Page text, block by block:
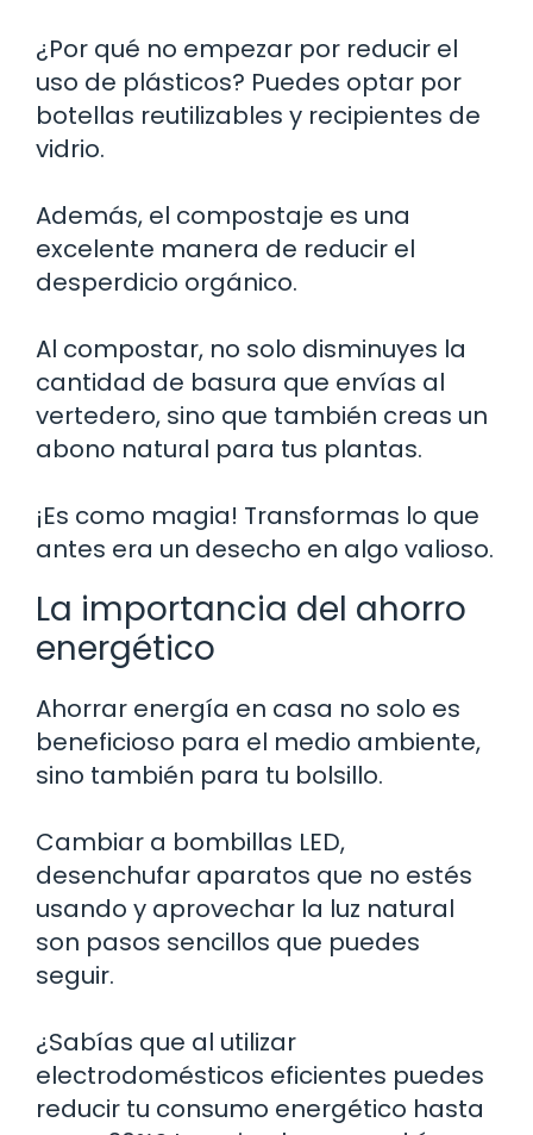
¿Por qué no empezar por reducir el
uso de plásticos? Puedes optar por
botellas reutilizables y recipientes de
vidrio.
Además, el compostaje es una
excelente manera de reducir el
desperdicio orgánico.
Al compostar, no solo disminuyes la
cantidad de basura que envías al
vertedero, sino que también creas un
abono natural para tus plantas.
¡Es como magia! Transformas lo que
antes era un desecho en algo valioso.
La importancia del ahorro
energético
Ahorrar energía en casa no solo es
beneficioso para el medio ambiente,
sino también para tu bolsillo.
Cambiar a bombillas LED,
desenchufar aparatos que no estés
usando y aprovechar la luz natural
son pasos sencillos que puedes
seguir.
¿Sabías que al utilizar
electrodomésticos eficientes puedes
reducir tu consumo energético hasta